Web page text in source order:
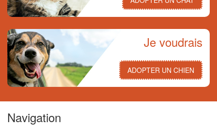
Je voudrais
ADOPTER UN CHIEN
Navigation